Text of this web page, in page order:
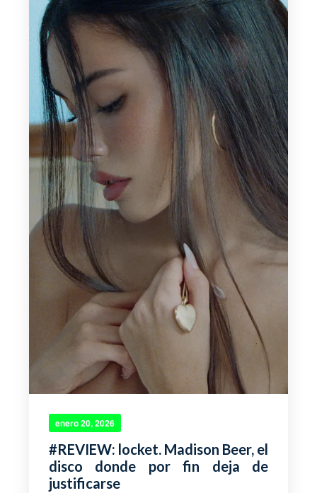
enero 20, 2026
#REVIEW: locket. Madison Beer, el
disco donde por fin deja de
justificarse